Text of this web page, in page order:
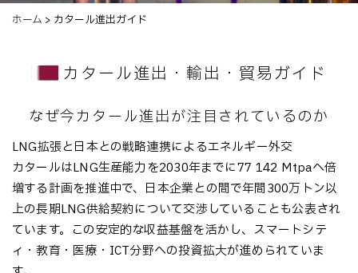
ホーム > カタール進出ガイド
カタール進出・輸出・貿易ガイド
なぜ今カタール進出が注目されているのか
LNG拡張と日本との戦略連携によるエネルギー外交
カタールはLNG生産能力を2030年までに77 → 142 Mtpaへ倍
増する計画を推進中で、日本企業との間で年間300万トン以
上の長期LNG供給契約について交渉していることも公表され
ています。この安定的な収益基盤を活かし、スマートシテ
ィ・教育・医療・ICT分野への投資拡大が進められていま